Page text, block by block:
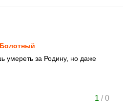
умереть за Родину, но даже
1 /0